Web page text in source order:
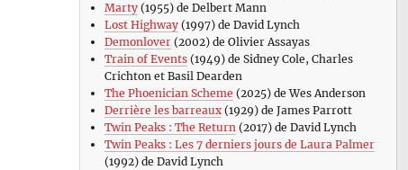
Marty(1955) de Delbert Mann
Lost Highway(1997) de David Lynch
Demonlover(2002) de Olivier Assayas
Train of Events(1949) de Sidney Cole, Charles
Crichton et Basil Dearden
The Phoenician Scheme (2025) de Wes Anderson
Derrière les barreaux(1929) de James Parrott
Twin Peaks : The Return(2017) de David Lynch
Twin Peaks : Les 7 derniers jours de Laura Palmer
(1992) de David Lynch